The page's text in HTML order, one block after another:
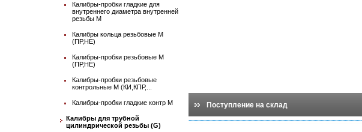
Калибры-пробки гладкие для
внутреннего диаметра внутренней
резьбы М
Калибры кольца резьбовые М
(ПР,НЕ)
Калибры-пробки резьбовые М
(ПР,НЕ)
Калибры-пробки резьбовые
контрольные М (КИ,КПР,...
Калибры-пробки гладкие контр М
Калибры для трубной
цилиндрической резьбы (G)
Поступление на склад